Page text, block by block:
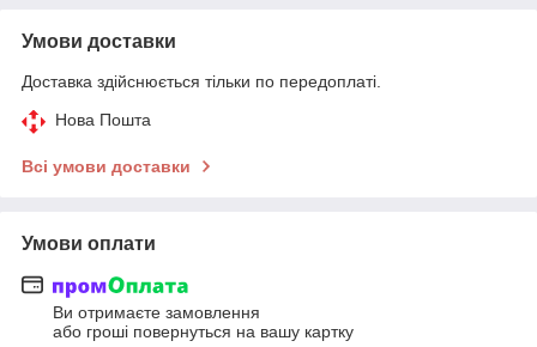
Умови доставки
Доставка здійснюється тільки по передоплаті.
Нова Пошта
Всі умови доставки
Умови оплати
Ви отримаєте замовлення
або гроші повернуться на вашу картку